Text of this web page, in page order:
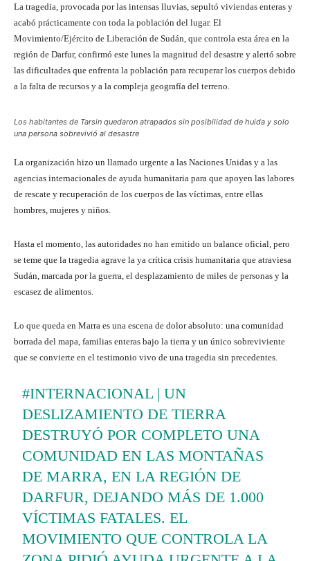
La tragedia, provocada por las intensas lluvias, sepultó viviendas enteras y
acabó prácticamente con toda la población del lugar. El
Movimiento/Ejército de Liberación de Sudán, que controla esta área en la
región de Darfur, confirmó este lunes la magnitud del desastre y alertó sobre
las dificultades que enfrenta la población para recuperar los cuerpos debido
a la falta de recursos y a la compleja geografía del terreno.
Los habitantes de Tarsin quedaron atrapados sin posibilidad de huida y solo
una persona sobrevivió al desastre
La organización hizo un llamado urgente a las Naciones Unidas y a las
agencias internacionales de ayuda humanitaria para que apoyen las labores
de rescate y recuperación de los cuerpos de las víctimas, entre ellas
hombres, mujeres y niños.
Hasta el momento, las autoridades no han emitido un balance oficial, pero
se teme que la tragedia agrave la ya crítica crisis humanitaria que atraviesa
Sudán, marcada por la guerra, el desplazamiento de miles de personas y la
escasez de alimentos.
Lo que queda en Marra es una escena de dolor absoluto: una comunidad
borrada del mapa, familias enteras bajo la tierra y un único sobreviviente
que se convierte en el testimonio vivo de una tragedia sin precedentes.
#INTERNACIONAL| UN
DESLIZAMIENTO DE TIERRA
DESTRUYÓ POR COMPLETO UNA
COMUNIDAD EN LAS MONTAÑAS
DE MARRA, EN LA REGIÓN DE
DARFUR, DEJANDO MÁS DE 1.000
VÍCTIMAS FATALES. EL
MOVIMIENTO QUE CONTROLA LA